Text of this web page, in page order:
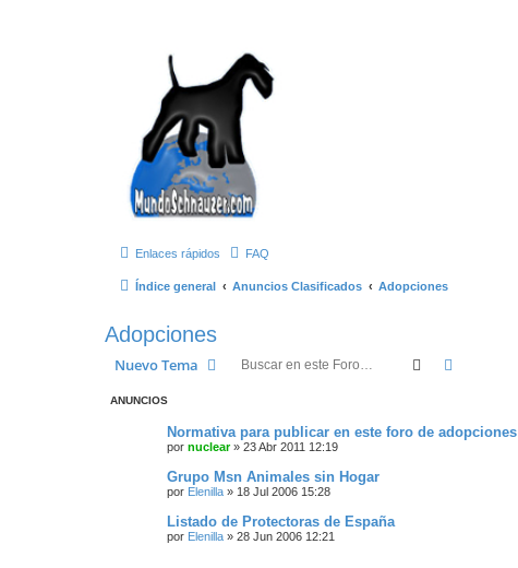
Enlaces rápidos FAQ
Índice general Anuncios Clasificados Adopciones
Adopciones
Nuevo Tema Buscar
ANUNCIOS
Normativa para publicar en este foro de adopciones
por nuclear» 23 Abr 2011 12:19
Grupo Msn Animales sin Hogar
por Elenilla » 18 Jul 2006 15:28
Listado de Protectoras de España
por Elenilla » 28 Jun 2006 12:21